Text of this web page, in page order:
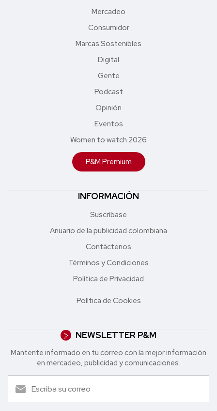
Mercadeo
Consumidor
Marcas Sostenibles
Digital
Gente
Podcast
Opinión
Eventos
Women to watch 2026
P&M Premium
INFORMACIÓN
Suscríbase
Anuario de la publicidad colombiana
Contáctenos
Términos y Condiciones
Política de Privacidad
Política de Cookies
NEWSLETTER P&M
Mantente informado en tu correo con la mejor in formación
en mercadeo, publicidad y comunicaciones.